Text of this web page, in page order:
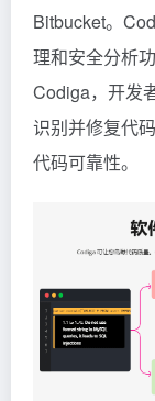
Bitbucket。
理和安全分析
Codiga，开发
识别并修复代
代码可靠性。